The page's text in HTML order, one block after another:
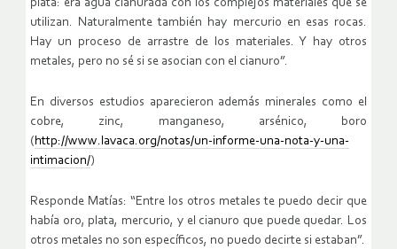
plata: era agua cianurada con los complejos materiales que se
utilizan. Naturalmente también hay mercurio en esas rocas.
Hay un proceso de arrastre de los materiales. Y hay otros
metales, pero no sé si se asocian con el cianuro”.
En diversos estudios aparecieron además minerales como el
cobre, zinc, manganeso, arsénico, boro
(http://www.lavaca.org/notas/un-informe-una-nota-y-una-
intimacion/)
Responde Matías: “Entre los otros metales te puedo decir que
había oro, plata, mercurio, y el cianuro que puede quedar. Los
otros metales no son específicos, no puedo decirte si estaban”.